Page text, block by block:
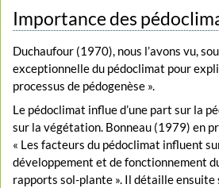
Importance des
Duchaufour (1970), nous l’avons vu,
exceptionnelle du pédoclimat pour
processus de pédogenèse ».
Le pédoclimat influe d’une part sur la
sur la végétation. Bonneau (1979) en
« Les facteurs du pédoclimat influent
développement et de fonctionnement
rapports sol-plante ». Il détaille ensuite